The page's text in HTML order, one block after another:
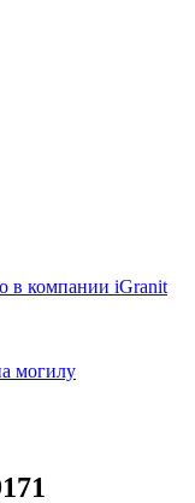
в компании iGranit
могилу